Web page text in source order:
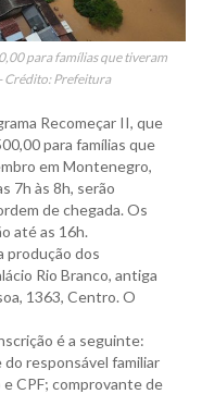
para famílias que tiveram
Crédito: Prefeitura
Recomeçar II, que
para famílias que
em Montenegro,
7h às 8h, serão
de chegada. Os
até as 16h.
produção dos
Rio Branco, antiga
1363, Centro. O
é a seguinte:
responsável familiar
CPF; comprovante de